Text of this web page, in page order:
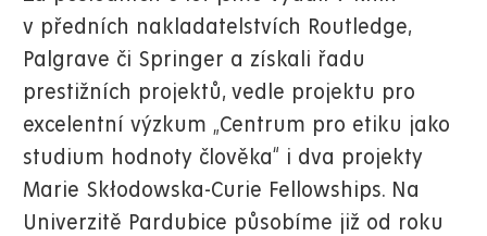
v předních nakladatelstvích Routledge,
Palgrave či Springer a získali řadu
prestižních projektů, vedle projektu pro
excelentní výzkum „Centrum pro etiku jako
studium hodnoty člověka“ i dva projekty
Marie Skłodowska-Curie Fellowships. Na
Univerzitě Pardubice působíme již od roku